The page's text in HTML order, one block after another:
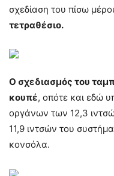
σχεδίαση του πίσω
τετραθέσιο.
Ο σχεδιασμός του
κουπέ, οπότε και εδώ
οργάνων των 12,3
11,9 ιντσών του
κονσόλα.